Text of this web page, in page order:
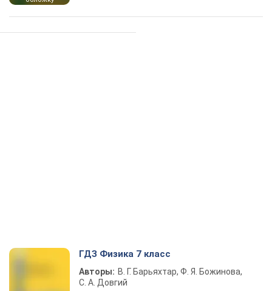
ГДЗ Физика 7 класс
Авторы: В. Г. Барьяхтар, Ф. Я. Божинова,
С. А. Довгий